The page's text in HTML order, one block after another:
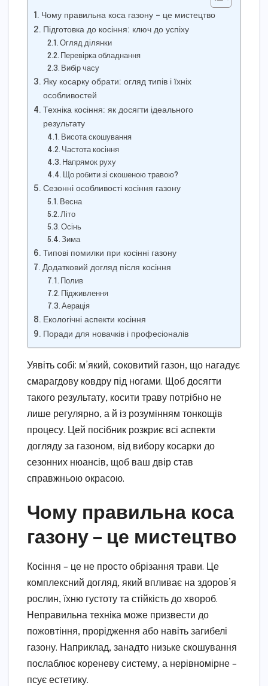
Чому правильна коса газону – це мистецтво
Підготовка до косіння: ключ до успіху
Огляд ділянки
Перевірка обладнання
Вибір часу
Яку косарку обрати: огляд типів і їхніх
особливостей
Техніка косіння: як досягти ідеального
результату
Висота скошування
Частота косіння
Напрямок руху
Що робити зі скошеною травою?
Сезонні особливості косіння газону
Весна
Літо
Осінь
Зима
Типові помилки при косінні газону
Додатковий догляд після косіння
Полив
Підживлення
Аерація
Екологічні аспекти косіння
Поради для новачків і професіоналів
Уявіть собі: м’який, соковитий газон, що нагадує
смарагдову ковдру під ногами. Щоб досягти
такого результату, косити траву потрібно не
лише регулярно, а й із розумінням тонкощів
процесу. Цей посібник розкриє всі аспекти
догляду за газоном, від вибору косарки до
сезонних нюансів, щоб ваш двір став
справжньою окрасою.
Чому правильна коса
газону – це мистецтво
Косіння – це не просто обрізання трави. Це
комплексний догляд, який впливає на здоров’я
рослин, їхню густоту та стійкість до хвороб.
Неправильна техніка може призвести до
пожовтіння, прорідження або навіть загибелі
газону. Наприклад, занадто низьке скошування
послаблює кореневу систему, а нерівномірне –
псує естетику.